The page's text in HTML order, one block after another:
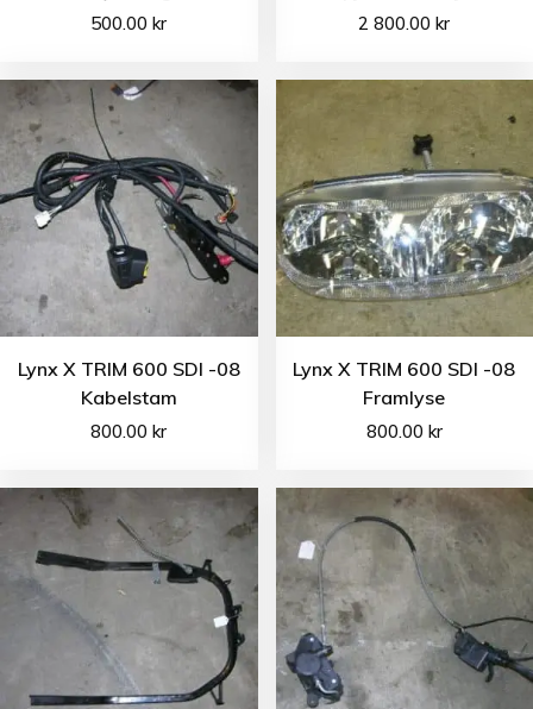
500.00kr 2 800.00kr
Lynx X TRIM 600 SDI -08
Kabelstam
800.00kr
Lynx X TRIM 600 SDI -08
Framlyse
800.00 kr